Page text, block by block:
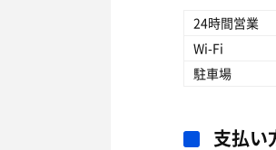
24時間営業
Wi-Fi
駐車場
支払い